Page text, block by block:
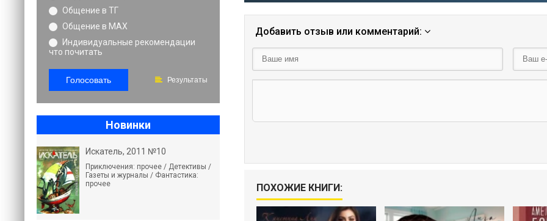
Добавить отзыв или комментарий:
ПОХОЖИЕ КНИГИ:
Общение в ТГ
Общение в MAX
Индивидуальные рекомендации
что почитать
Голосовать Результаты
Новинки
Искатель, 2011 №10
Приключения: прочее / Детективы /
Газеты и журналы / Фантастика:
прочее